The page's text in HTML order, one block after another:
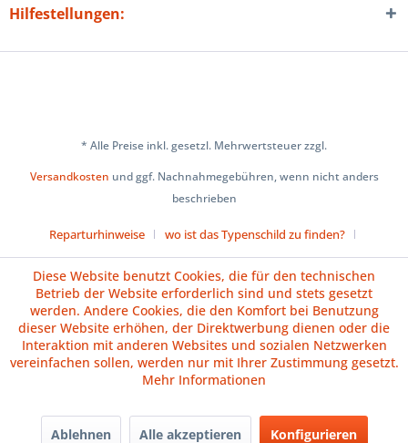
Hilfestellungen:
* Alle Preise inkl. gesetzl. Mehrwertsteuer zzgl.
Versandkosten und ggf. Nachnahmegebühren, wenn nicht anders
beschrieben
Reparturhinweise
wo ist das Typenschild zu finden?
Versand und Zahlungsbedingungen
Impressum
AGB
Widerrufsrecht
Datenschutz Batteriehinweise
Vertrag widerrufen
Diese Website benutzt Cookies, die für den technischen
Betrieb der Website erforderlich sind und stets gesetzt
werden. Andere Cookies, die den Komfort bei Benutzung
dieser Website erhöhen, der Direktwerbung dienen oder die
Interaktion mit anderen Websites und sozialen Netzwerken
vereinfachen sollen, werden nur mit Ihrer Zustimmung gesetzt.
Mehr Informationen
Ablehnen Alle akzeptieren Konfigurieren